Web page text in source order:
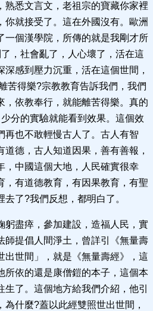
熟悉文言文，老祖宗的寶藏你家裡
你就接受了。這在外國沒有。歐洲
一個漢學院，所傳的就是我剛才所
，社會亂了，人心壞了，活在這
感到壓力沉重，活在這個世間，
苦得樂?宗教教育告訴我們，我們
，依教奉行，就能離苦得樂。真的
分的實驗就能看到效果。這個效
再也不敢輕慢古人了。古人有智
德，古人知道因果，善有善報，
，中國這個大地，人民確實很幸
，有道德教育，有因果教育，有聖
了?我們反想，都明白了。
躬盡瘁，參加建設，造福人民，實
師提倡人間淨土，曾詳引《無量壽
出世間」，就是《無量壽經》，這
所依的還是康僧鎧的本子，這個本
了。這個地方給我們介紹，他引
什麼?蓋以此經雙照世出世間，